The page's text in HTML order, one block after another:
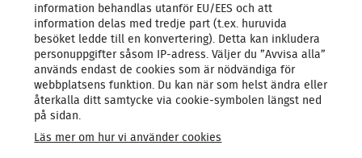
PRODUKTER & TJÄNSTER
OM OSS
information behandlas utanför EU/EES och att
information delas med tredje part (t.ex. huruvida
besöket ledde till en konvertering). Detta kan inkludera
personuppgifter såsom IP‑adress. Väljer du ”Avvisa alla”
används endast de cookies som är nödvändiga för
webbplatsens funktion. Du kan när som helst ändra eller
återkalla ditt samtycke via cookie‑symbolen längst ned
på sidan.
Läs mer om hur vi använder cookies